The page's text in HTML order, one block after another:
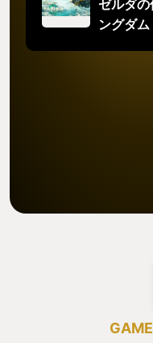
ゼルダの
ングダム